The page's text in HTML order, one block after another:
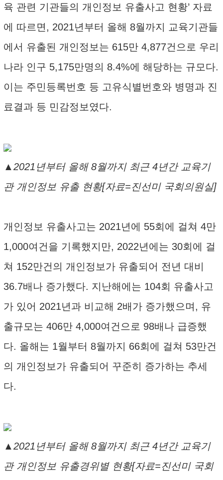
육 관련 기관들의 개인정보 유출사고 현황’ 자료
에 따르면, 2021년부터 올해 8월까지 교육기관들
에서 유출된 개인정보는 615만 4,877건으로 우리
나라 인구 5,175만명의 8.4%에 해당하는 규모다.
이는 주민등록번호 등 고유식별번호와 병명과 진
료결과 등 민감정보였다.
▲2021년부터 올해 8월까지 최근 4년간 교육기
관 개인정보 유출 현황[자료=진선미 국회의원실]
개인정보 유출사고는 2021년에 55회에 걸쳐 4만
1,000여건을 기록했지만, 2022년에는 30회에 걸
쳐 152만건의 개인정보가 유출되어 전년 대비
36.7배나 증가했다. 지난해에는 104회 유출사고
가 있어 2021년과 비교해 2배가 증가했으며, 유
출규모는 406만 4,000여건으로 98배나 급증했
다. 올해는 1월부터 8월까지 66회에 걸쳐 53만건
의 개인정보가 유출되어 꾸준히 증가하는 추세
다.
▲2021년부터 올해 8월까지 최근 4년간 교육기
관 개인정보 유출경위별 현황[자료=진선미 국회